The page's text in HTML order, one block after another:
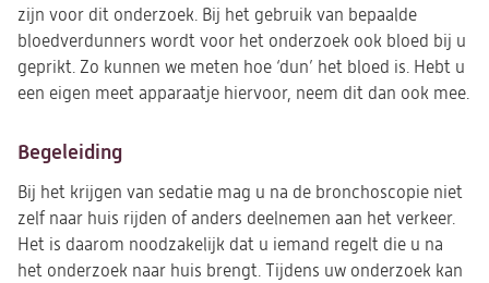
zijn voor dit onderzoek. Bij het gebruik van bepaalde
bloedverdunners wordt voor het onderzoek ook bloed bij u
geprikt. Zo kunnen we meten hoe ‘dun’ het bloed is. Hebt u
een eigen meet apparaatje hiervoor, neem dit dan ook mee.
Begeleiding
Bij het krijgen van sedatie mag u na de bronchoscopie niet
zelf naar huis rijden of anders deelnemen aan het verkeer.
Het is daarom noodzakelijk dat u iemand regelt die u na
het onderzoek naar huis brengt. Tijdens uw onderzoek kan